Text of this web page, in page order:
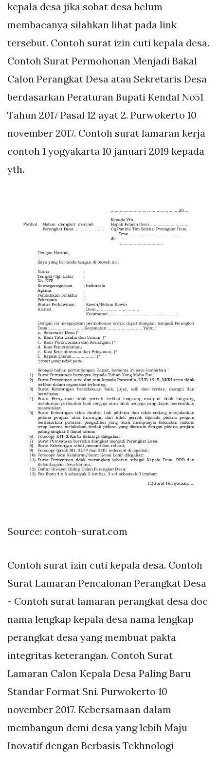
kepala desa jika sobat desa belum
membacanya silahkan lihat pada link
tersebut. Contoh surat izin cuti kepala desa.
Contoh Surat Permohonan Menjadi Bakal
Calon Perangkat Desa atau Sekretaris Desa
berdasarkan Peraturan Bupati Kendal No51
Tahun 2017 Pasal 12 ayat 2. Purwokerto 10
november 2017. Contoh surat lamaran kerja
contoh 1 yogyakarta 10 januari 2019 kepada
yth.
Source: contoh-surat.com
Contoh surat izin cuti kepala desa. Contoh
Surat Lamaran Pencalonan Perangkat Desa
- Contoh surat lamaran perangkat desa doc
nama lengkap kepala desa nama lengkap
perangkat desa yang membuat pakta
integritas keterangan. Contoh Surat
Lamaran Calon Kepala Desa Paling Baru
Standar Format Sni. Purwokerto 10
november 2017. Kebersamaan dalam
membangun demi desa yang lebih Maju
Inovatif dengan Berbasis Tekhnologi